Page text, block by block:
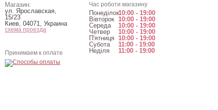
Магазин:
ул. Ярославская,
15/23
Киев 04071 Украина
схема проезда
Час роботи магазину
Понеділок10:00 - 19:00
Вівторок 10:00 - 19:00
Середа
10:00 - 19:00
Четвер
10:00 - 19:00
П'ятниця 10:00 - 19:00
Субота
11:00 - 19:00
Неділя
11:00 - 19:00
Принимаем к оплате